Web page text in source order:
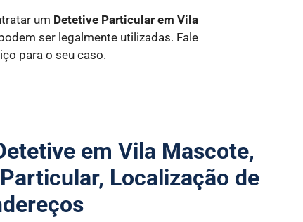
um Detetive Particular em Vila
ser legalmente utilizadas. Fale
para o seu caso.
em Vila Mascote,
Localização de